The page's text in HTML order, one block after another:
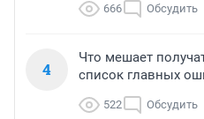
666 Обсудить
4
Что мешает
список главных
522 Обсудить